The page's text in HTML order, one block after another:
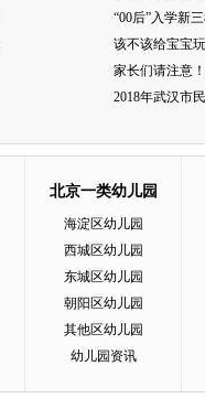
“00后”入学新
该不该给宝宝
家长们请注意
2018年武汉市
北京一类幼儿园
海淀区幼儿园
西城区幼儿园
东城区幼儿园
朝阳区幼儿园
其他区幼儿园
幼儿园资讯